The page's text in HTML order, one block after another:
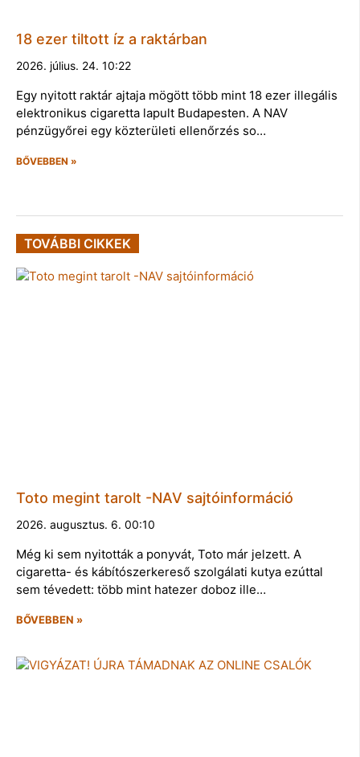
18 ezer tiltott íz a raktárban
2026. július. 24. 10:22
Egy nyitott raktár ajtaja mögött több mint 18 ezer illegális
elektronikus cigaretta lapult Budapesten. A NAV
pénzügyőrei egy közterületi ellenőrzés so…
BŐVEBBEN »
TOVÁBBI CIKKEK
Toto megint tarolt -NAV sajtóinformáció
2026. augusztus. 6. 00:10
Még ki sem nyitották a ponyvát, Toto már jelzett. A
cigaretta- és kábítószerkereső szolgálati kutya ezúttal
sem tévedett: több mint hatezer doboz ille…
BŐVEBBEN »